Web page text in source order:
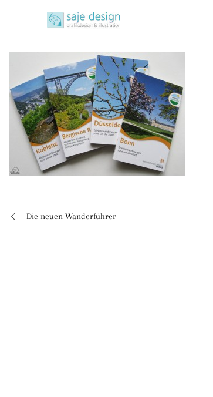
saje design bonn
grafikdesign | buchgestaltung | illustration
Beitragsnavigation
Die neuen Wanderführer